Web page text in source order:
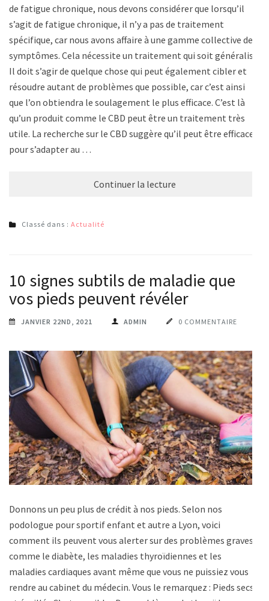
de fatigue chronique, nous devons considérer que lorsqu’il
s’agit de fatigue chronique, il n’y a pas de traitement
spécifique, car nous avons affaire à une gamme collective de
symptômes. Cela nécessite un traitement qui soit généralisé.
Il doit s’agir de quelque chose qui peut également cibler et
résoudre autant de problèmes que possible, car c’est ainsi
que l’on obtiendra le soulagement le plus efficace. C’est là
qu’un produit comme le CBD peut être un traitement très
utile. La recherche sur le CBD suggère qu’il peut être efficace
pour s’adapter au …
Continuer la lecture
Classé dans : Actualité
10 signes subtils de maladie que
vos pieds peuvent révéler
JANVIER 22ND, 2021 ADMIN 0 COMMENTAIRE
Donnons un peu plus de crédit à nos pieds. Selon nos
podologue pour sportif enfant et autre a Lyon, voici
comment ils peuvent vous alerter sur des problèmes graves
comme le diabète, les maladies thyroïdiennes et les
maladies cardiaques avant même que vous ne puissiez vous
rendre au cabinet du médecin. Vous le remarquez : Pieds secs